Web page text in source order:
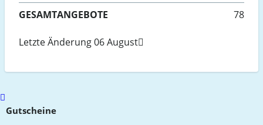
GESAMTANGEBOTE
78
Letzte Änderung 06 August
Scroll
toGutscheine